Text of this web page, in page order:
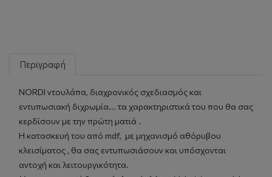
Περιγραφή
NORDI ντουλάπα, διαχρονικός σχεδιασμός και
εντυπωσιακή διχρωμία... τα χαρακτηριστικά του που θα σας
κερδίσουν με την πρώτη ματιά .
Η κατασκευή του από mdf, με μηχανισμό αθόρυβου
κλεισίματος , θα σας εντυπωσιάσουν και υπόσχονται
αντοχή και λειτουργικότητα.